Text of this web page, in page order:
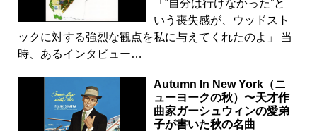
「“自分は行けなかった”と
いう喪失感が、ウッドスト
ックに対する強烈な観点を私に与えてくれたのよ」 当
時、あるインタビュー…
Autumn In New York（ニ
ューヨークの秋）〜天才作
曲家ガーシュウィンの愛弟
子が書いた秋の名曲